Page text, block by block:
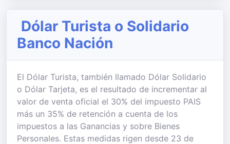
Dólar Turista o Solidario
Banco Nación
El Dólar Turista, también llamado Dólar Solidario
o Dólar Tarjeta, es el resultado de incrementar al
valor de venta oficial el 30% del impuesto PAIS
más un 35% de retención a cuenta de los
impuestos a las Ganancias y sobre Bienes
Personales. Estas medidas rigen desde 23 de